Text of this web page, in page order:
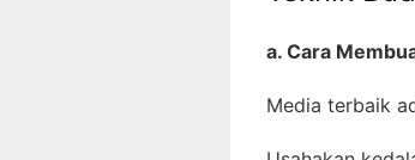
a. Cara
Media terbaik